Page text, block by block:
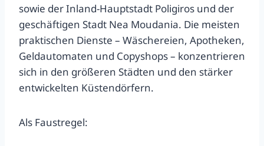
sowie der Inland-Hauptstadt Poligiros und der
geschäftigen Stadt Nea Moudania. Die meisten
praktischen Dienste – Wäschereien, Apotheken,
Geldautomaten und Copyshops – konzentrieren
sich in den größeren Städten und den stärker
entwickelten Küstendörfern.
Als Faustregel: